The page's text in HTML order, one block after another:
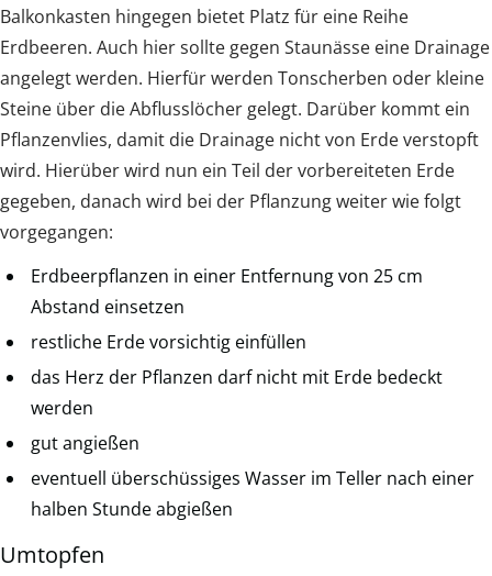
Balkonkasten hingegen bietet Platz für eine Reihe
Erdbeeren. Auch hier sollte gegen Staunässe eine Drainage
angelegt werden. Hierfür werden Tonscherben oder kleine
Steine über die Abflusslöcher gelegt. Darüber kommt ein
Pflanzenvlies, damit die Drainage nicht von Erde verstopft
wird. Hierüber wird nun ein Teil der vorbereiteten Erde
gegeben, danach wird bei der Pflanzung weiter wie folgt
vorgegangen:
Erdbeerpflanzen in einer Entfernung von 25 cm
Abstand einsetzen
restliche Erde vorsichtig einfüllen
das Herz der Pflanzen darf nicht mit Erde bedeckt
werden
gut angießen
eventuell überschüssiges Wasser im Teller nach einer
halben Stunde abgießen
Umtopfen